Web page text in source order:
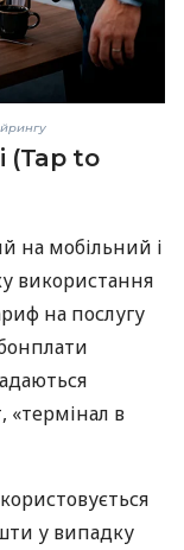
(Tap to
на мобільний і
використання
на послугу
«термінал в
у випадку